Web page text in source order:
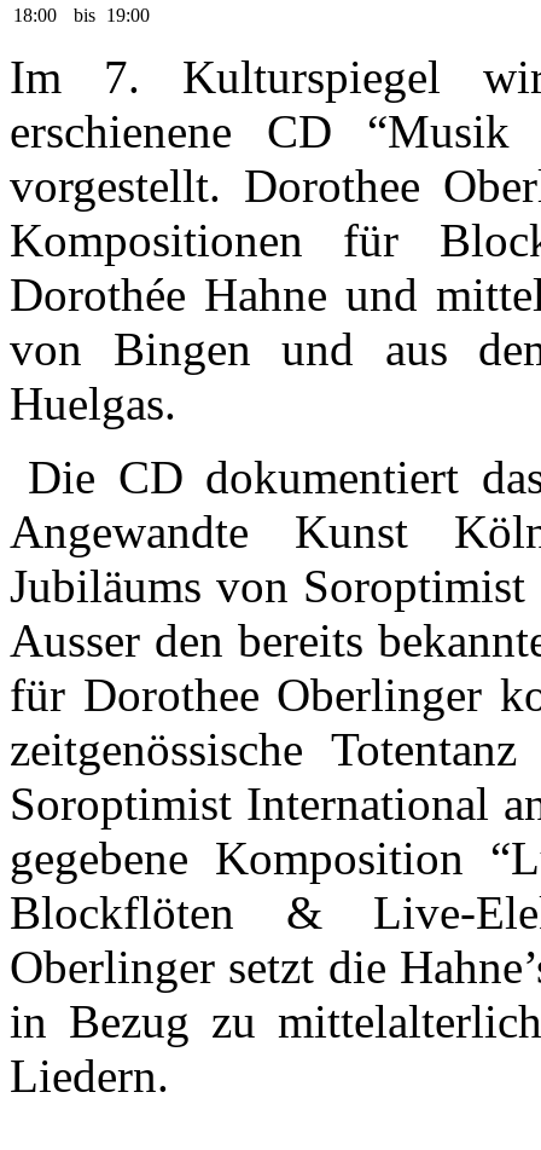
18:00
bis 19:00
Im 7. Kulturspiegel
erschienene CD
vorgestellt. Dorothee
Kompositionen für
Dorothée Hahne und
von Bingen und aus
Huelgas.
Die CD dokumentiert
Angewandte Kunst
Jubiläums von
Ausser den bereits
für Dorothee Oberlinger
zeitgenössische
Soroptimist International
gegebene Komposition
Blockflöten & Live-
Oberlinger setzt die
in Bezug zu
Liedern.